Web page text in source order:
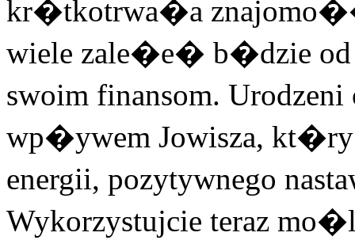
kr�tkotrwa�a
wiele zale�e� b�dzie
swoim finansom.
wp�ywem Jowisza,
energii, pozytywnego
Wykorzystujcie teraz